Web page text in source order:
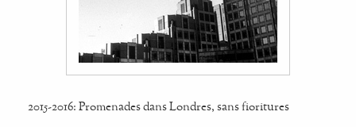
2015-2016: Promenades dans Londres, sans fioritures